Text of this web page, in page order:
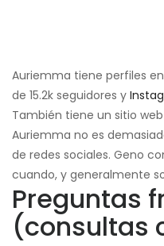
Auriemma tiene perfiles en
de 15.2k seguidores y
También tiene un sitio
Auriemma no es
de redes sociales. Geno
cuando, y generalmente
Preguntas
(consultas